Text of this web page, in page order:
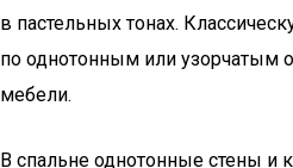
в пастельных тонах.
по однотонным или узорчатым
мебели.
В спальне однотонные стены и